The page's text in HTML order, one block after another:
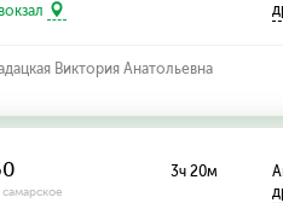
Виктория Анатольевна
3ч 20м